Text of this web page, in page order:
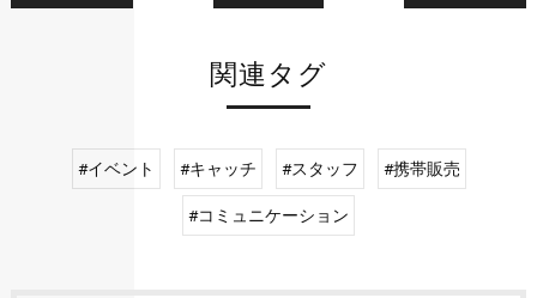
関連タグ
#イベント #キャッチ #スタッフ #携帯販売
#コミュニケーション